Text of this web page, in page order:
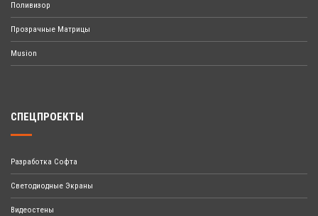
Поливизор
Прозрачные Матрицы
Musion
СПЕЦПРОЕКТЫ
Разработка Софта
Светодиодные Экраны
Видеостены